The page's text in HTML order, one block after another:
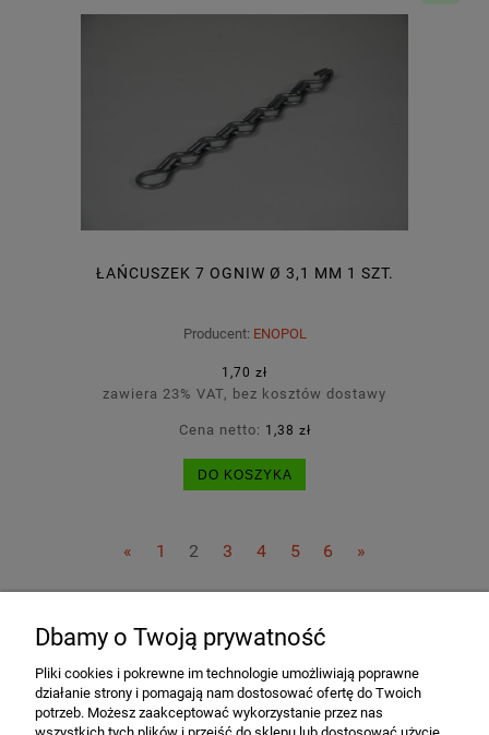
ŁAŃCUSZEK 7 OGNIW Ø 3,1 MM 1 SZT.
Producent: ENOPOL
1,70 zł
zawiera 23% VAT, bez kosztów dostawy
Cena netto: 1,38 zł
DO KOSZYKA
« 1 2 3 4 5 6 »
POMOC
MOJE KONTO
Dbamy o Twoją prywatność
Pliki cookies i pokrewne im technologie umożliwiają poprawne
działanie strony i pomagają nam dostosować ofertę do Twoich
potrzeb. Możesz zaakceptować wykorzystanie przez nas